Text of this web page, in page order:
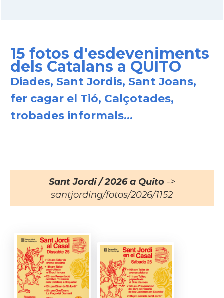
15 fotos d'esdeveniments
dels Catalans a QUITO
Diades, Sant Jordis, Sant Joans,
fer cagar el Tió, Calçotades,
trobades informals...
Sant Jordi / 2026 a Quito->
santjording/fotos/2026/1152